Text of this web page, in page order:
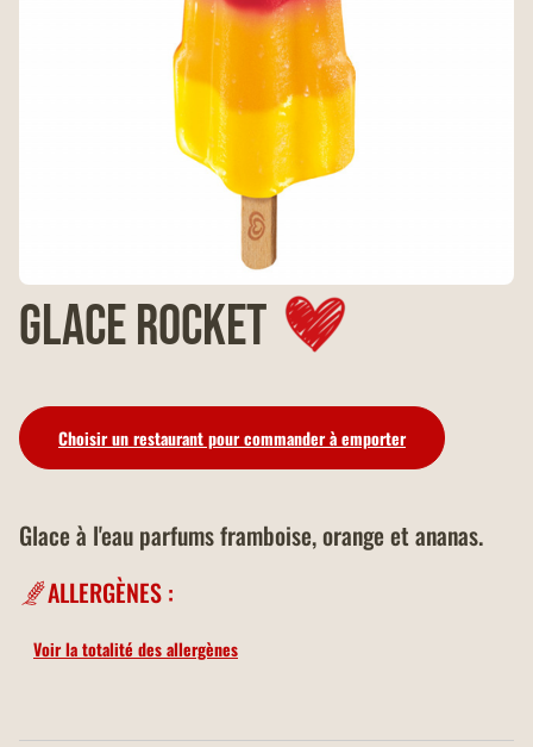
Glace Rocket
Choisir un restaurant pour commander à emporter
Glace à l'eau parfums framboise, orange et ananas.
ALLERGÈNES :
Voir la totalité des allergènes